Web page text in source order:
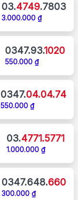
03.4749.7803
3.000.000 ₫
0347.93.1020
550.000 ₫
0347.04.04.74
550.000 ₫
03.4771.5771
1.000.000 ₫
0347.648.660
300.000 ₫